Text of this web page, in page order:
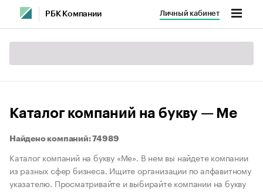
РБК Компании Личный кабинет
Каталог компаний на букву — Ме
Найдено компаний: 74989
Каталог компаний на букву «Ме». В нем вы найдете компании
из разных сфер бизнеса. Ищите организации по алфавитному
указателю. Просматривайте и выбирайте компании на букву